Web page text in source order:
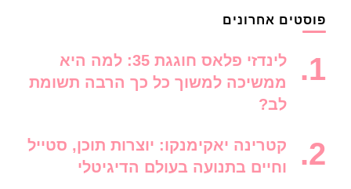
פוסטים אחרונים
לינדזי פלאס חוגגת 35: למה היא
ממשיכה למשוך כל כך הרבה תשומת
לב?
קטרינה יאקימנקו: יוצרות תוכן, סטייל
וחיים בתנועה בעולם הדיגיטלי